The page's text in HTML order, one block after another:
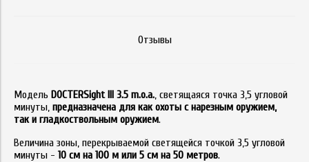
Отзывы
Модель DOCTERSight III 3.5 m.o.a., светящаяся точка 3,5 угловой
минуты, предназначена для как охоты с нарезным оружием,
так и гладкоствольным оружием.
Величина зоны, перекрываемой светящейся точкой 3,5 угловой
минуты - 10 см на 100 м или 5 см на 50 метров.